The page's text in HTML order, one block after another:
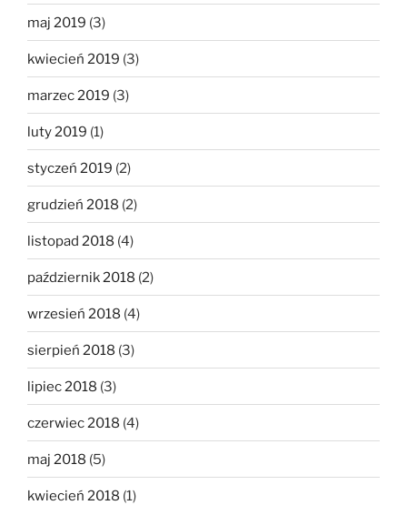
maj 2019 (3)
kwiecień 2019 (3)
marzec 2019 (3)
luty 2019 (1)
styczeń 2019 (2)
grudzień 2018 (2)
listopad 2018 (4)
październik 2018 (2)
wrzesień 2018 (4)
sierpień 2018 (3)
lipiec 2018 (3)
czerwiec 2018 (4)
maj 2018 (5)
kwiecień 2018 (1)